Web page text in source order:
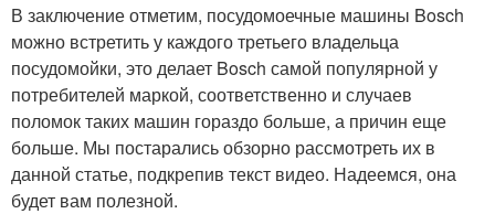
В заключение отметим, посудомоечные машины Bosch
можно встретить у каждого третьего владельца
посудомойки, это делает Bosch самой популярной у
потребителей маркой, соответственно и случаев
поломок таких машин гораздо больше, а причин еще
больше. Мы постарались обзорно рассмотреть их в
данной статье, подкрепив текст видео. Надеемся, она
будет вам полезной.